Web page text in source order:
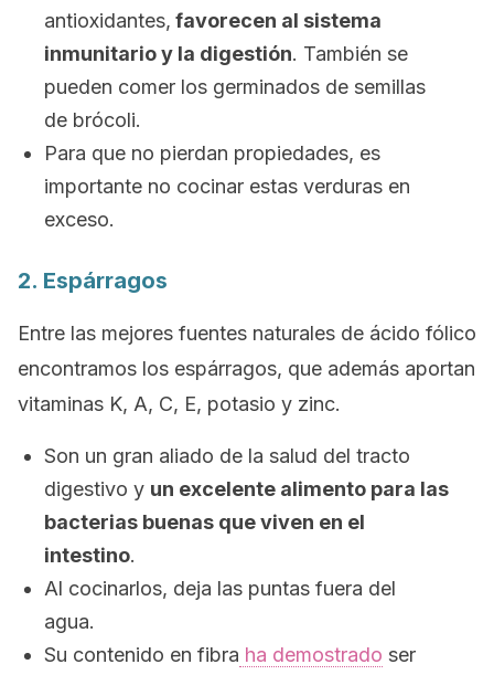
antioxidantes, favorecen al sistema
inmunitario y la digestión. También se
pueden comer los germinados de semillas
de brócoli.
Para que no pierdan propiedades, es
importante no cocinar estas verduras en
exceso.
2. Espárragos
Entre las mejores fuentes naturales de ácido fólico
encontramos los espárragos, que además aportan
vitaminas K, A, C, E, potasio y zinc.
Son un gran aliado de la salud del tracto
digestivo y un excelente alimento para las
bacterias buenas que viven en el
intestino.
Al cocinarlos, deja las puntas fuera del
agua.
Su contenido en fibra ha demostrado ser